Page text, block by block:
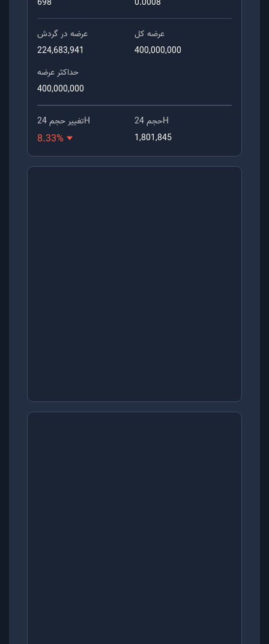
عرضه در گردش
224,683,941
عرضه کل
400,000,000
حداکثر عرضه
400,000,000
تغییر حجم 24H
8.33%
حجم 24H
1,801,845